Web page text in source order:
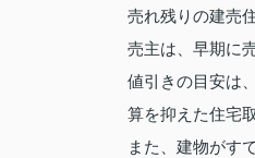
売れ残りの建売
売主は、早期に
値引きの目安は
算を抑えた住宅
また、建物がす